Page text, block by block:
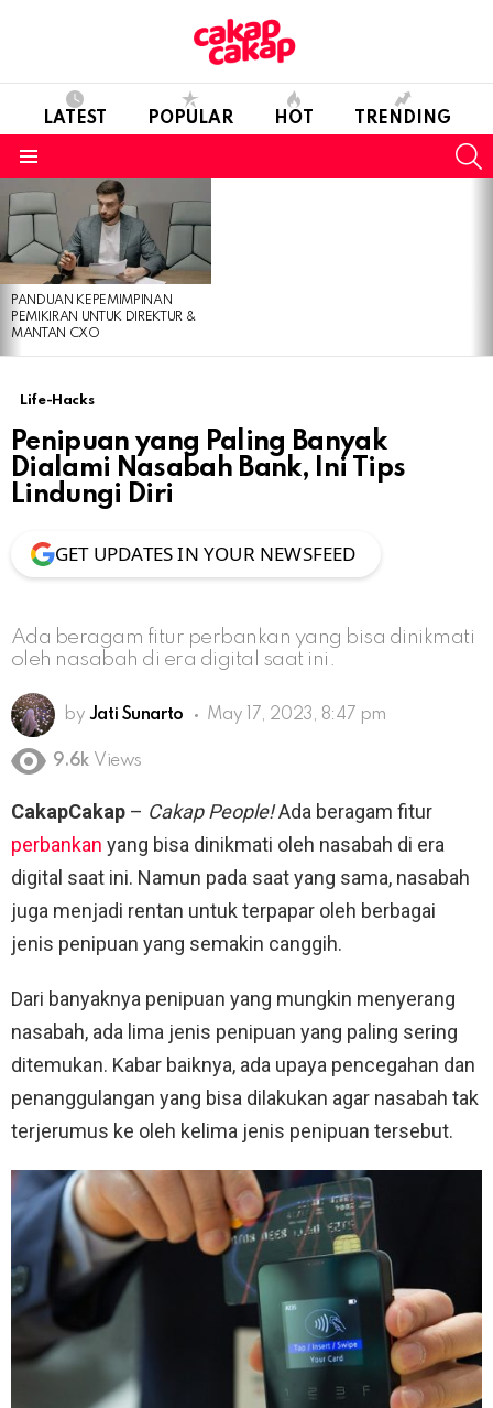
LATEST POPULAR HOT TRENDING
LATEST
STORIES
PANDUAN KEPEMIMPINAN
PEMIKIRAN UNTUK DIREKTUR &
MANTAN CXO
Life-Hacks
Penipuan yang Paling Banyak
Dialami Nasabah Bank, Ini Tips
Lindungi Diri
GET UPDATES IN YOUR NEWSFEED
Ada beragam fitur perbankan yang bisa dinikmati
oleh nasabah di era digital saat ini.
by Jati Sunarto May 17, 2023, 8:47 pm
9.6k Views
CakapCakap – Cakap People!Ada beragam fitur
perbankan yang bisa dinikmati oleh nasabah di era
digital saat ini. Namun pada saat yang sama, nasabah
juga menjadi rentan untuk terpapar oleh berbagai
jenis penipuan yang semakin canggih.
Dari banyaknya penipuan yang mungkin menyerang
nasabah, ada lima jenis penipuan yang paling sering
ditemukan. Kabar baiknya, ada upaya pencegahan dan
penanggulangan yang bisa dilakukan agar nasabah tak
terjerumus ke oleh kelima jenis penipuan tersebut.